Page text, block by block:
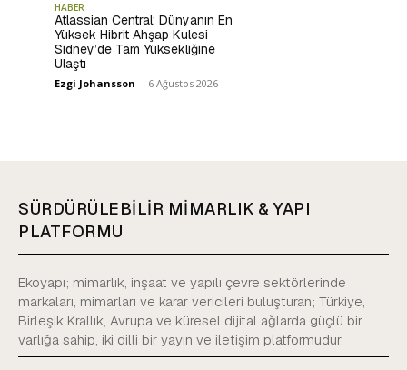
HABER
Atlassian Central: Dünyanın En
Yüksek Hibrit Ahşap Kulesi
Sidney’de Tam Yüksekliğine
Ulaştı
Ezgi Johansson - 6 Ağustos 2026
SÜRDÜRÜLEBİLİR MİMARLIK & YAPI
PLATFORMU
Ekoyapı; mimarlık, inşaat ve yapılı çevre sektörlerinde
markaları, mimarları ve karar vericileri buluşturan; Türkiye,
Birleşik Krallık, Avrupa ve küresel dijital ağlarda güçlü bir
varlığa sahip, iki dilli bir yayın ve iletişim platformudur.